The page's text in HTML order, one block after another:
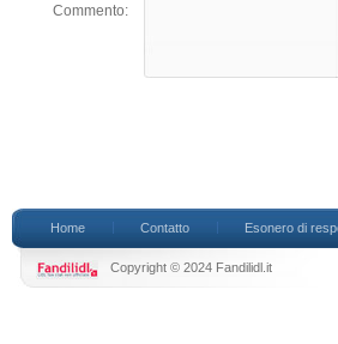
Commento:
Home Contatto Esonero di
Copyright © 2024 Fandilidl.it